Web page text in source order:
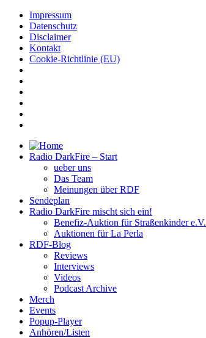
Impressum
Datenschutz
Disclaimer
Kontakt
Cookie-Richtlinie (EU)
Radio DarkFire – Start
ueber uns
Das Team
Meinungen über RDF
Sendeplan
Radio DarkFire mischt sich ein!
Benefiz-Auktion für Straßenkinder e.V.
Auktionen für La Perla
RDF-Blog
Reviews
Interviews
Videos
Podcast Archive
Merch
Events
Popup-Player
Anhören/Listen